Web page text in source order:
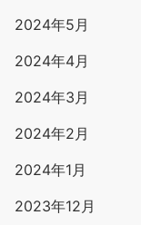
2024年5月
2024年4月
2024年3月
2024年2月
2024年1月
2023年12月